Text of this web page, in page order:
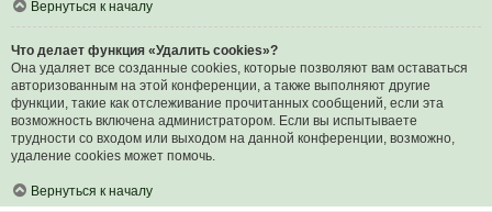
Вернуться к началу
Что делает функция «Удалить cookies»?
Она удаляет все созданные cookies, которые позволяют вам оставаться
авторизованным на этой конференции, а также выполняют другие
функции, такие как отслеживание прочитанных сообщений, если эта
возможность включена администратором. Если вы испытываете
трудности со входом или выходом на данной конференции, возможно,
удаление cookies может помочь.
Вернуться к началу